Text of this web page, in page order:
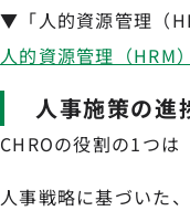
▼「人的資源管理（
人的資源管理（HRM
人事施策の進
CHROの役割の1つは
人事戦略に基づいた